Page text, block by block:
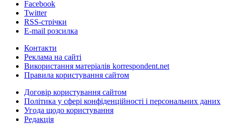
Facebook
Twitter
RSS-стрічки
E-mail розсилка
Контакти
Реклама на сайті
Використання матеріалів korrespondent.net
Правила користування сайтом
Договір користування сайтом
Політика у сфері конфіденційності і персональних даних
Угода щодо користування
Редакція